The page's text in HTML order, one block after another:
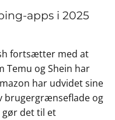
apps i 2025
fortsætter med at
Temu og Shein har
har udvidet sine
brugergrænseflade og
det til et